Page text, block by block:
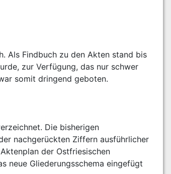
Als Findbuch zu den Akten stand bis
zur Verfügung, das nur schwer
Die bisherigen
nachgerückten Ziffern ausführlicher
der Ostfriesischen
neue Gliederungsschema eingefügt